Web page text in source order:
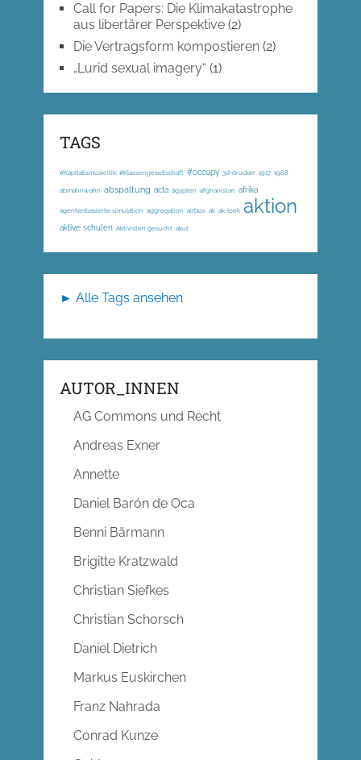
Call for Papers: Die Klimakatastrophe
aus libertärer Perspektive(2)
Die Vertragsform kompostieren(2)
„Lurid sexual imagery“ (1)
TAGS
#Kapitalismuskritik; #Klassengesellschaft #occupy 3d-drucker 1917 1968
abmahnwahn abspaltung acta ägypten afghanistan afrika
agentenbasierte simulation aggregation airbus ak ak-loek aktion
aktive schulen Aktivisten gesucht akut
► Alle Tags ansehen
AUTOR_INNEN
AG Commons und Recht
Andreas Exner
Annette
Daniel Barón de Oca
Benni Bärmann
Brigitte Kratzwald
Christian Siefkes
Christian Schorsch
Daniel Dietrich
Markus Euskirchen
Franz Nahrada
Conrad Kunze